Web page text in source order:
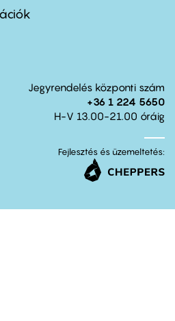
Jegyrendelés központi szám
+36 1 224 5650
H-V 13.00-21.00 óráig
Fejlesztés és üzemeltetés: